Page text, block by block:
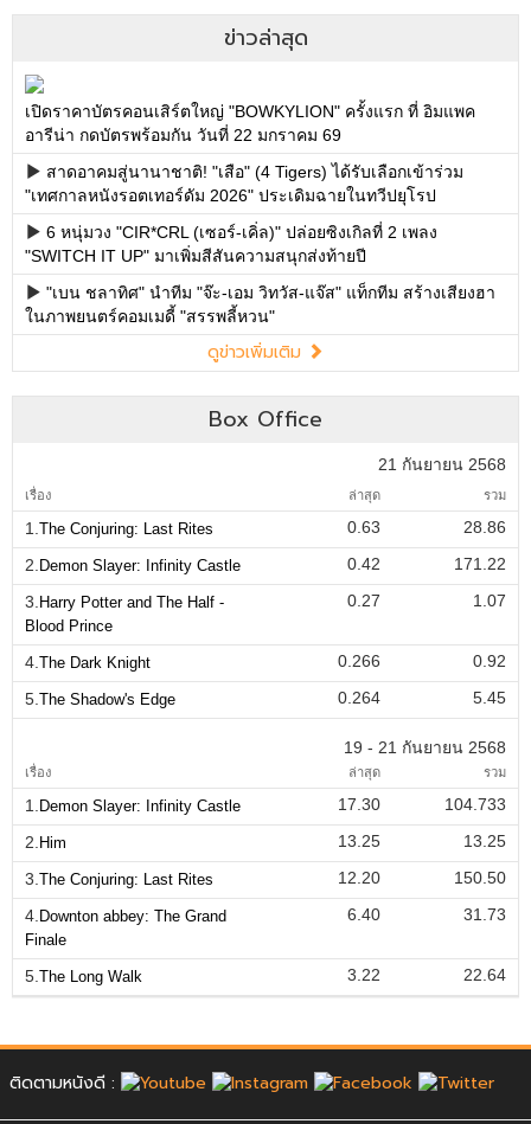
ข่าวล่าสุด
เปิดราคาบัตรคอนเสิร์ตใหญ่ "BOWKYLION" ครั้งแรก ที่ อิมแพค
อารีน่า กดบัตรพร้อมกัน วันที่ 22 มกราคม 69
สาดอาคมสู่นานาชาติ! "เสือ" (4 Tigers) ได้รับเลือกเข้าร่วม
"เทศกาลหนังรอตเทอร์ดัม 2026" ประเดิมฉายในทวีปยุโรป
6 หนุ่มวง "CIR*CRL (เซอร์-เคิ่ล)" ปล่อยซิงเกิลที่ 2 เพลง
"SWITCH IT UP" มาเพิ่มสีสันความสนุกส่งท้ายปี
"เบน ชลาทิศ" นำทีม "จ๊ะ-เอม วิทวัส-แจ๊ส" แท็กทีม สร้างเสียงฮา
ในภาพยนตร์คอมเมดี้ "สรรพลี้หวน"
ดูข่าวเพิ่มเติม
Box Office
21 กันยายน 2568
เรื่อง ล่าสุด รวม
1. The Conjuring: Last Rites 0.63
28.86
2. Demon Slayer: Infinity Castle 0.42
171.22
3. Harry Potter and The Half -
Blood Prince
0.27 1.07
4. The Dark Knight 0.266
0.92
5. The Shadow's Edge 0.264 5.45
19 - 21 กันยายน 2568
เรื่อง ล่าสุด รวม
1. Demon Slayer: Infinity Castle 17.30
104.733
2. Him 13.25
13.25
3. The Conjuring: Last Rites 12.20
150.50
4. Downton abbey: The Grand
Finale
6.40 31.73
5. The Long Walk 3.22 22.64
ติดตามหนังดี :